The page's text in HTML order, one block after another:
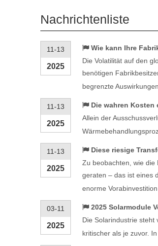
Nachrichtenliste
11-13
2025
Wie kann Ihre
Die Volatilität auf den
benötigen
begrenzte Auswirkungen
11-13
2025
Die wahren Kosten
Allein der
11-13
2025
Diese riesige
Zu beobachten, wie die
geraten – das ist eines
enorme
03-11
2025
2025 Solarmodule
Die Solarindustrie steht
kritischer als je zuvor.